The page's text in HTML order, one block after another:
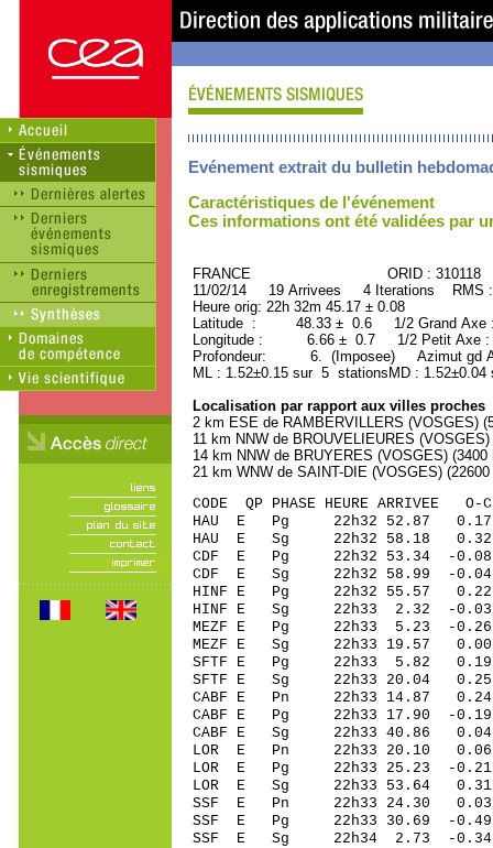
Evénement extrait du bulletin
Caractéristiques de l'événement
Ces informations ont été validées par
FRANCE ORID : 310118
11/02/14 19 Arrivees 4 Iterations RMS
Heure orig: 22h 32m 45.17 ± 0.08
Latitude : 48.33 ± 0.6 1/2 Grand
Longitude : 6.66 ± 0.7 1/2 Petit Axe
Profondeur: 6. (Imposee) Azimut gd
ML : 1.52±0.15 sur 5 stationsMD :
Localisation par rapport aux villes proches
2 km ESE de RAMBERVILLERS (VOSGES)
11 km NNW de BROUVELIEURES
14 km NNW de BRUYERES (VOSGES) (3400
21 km WNW de SAINT-DIE (VOSGES)
CODE QP PHASE HEURE
HAU E Pg 22h32 52.87 0.17
HAU E Sg 22h32 58.18
CDF E Pg 22h32 53.34 -
CDF E Sg 22h32 58.99
HINF E Pg 22h32 55.57
HINF E Sg 22h33 2.32 -
MEZF E Pg 22h33 5.23 -0.26
MEZF E Sg 22h33 19.57
SFTF E Pg 22h33 5.82 0.19
SFTF E Sg 22h33 20.04
CABF E Pn 22h33 14.87 0.24
CABF E Pg 22h33 17.90 -0.19
CABF E Sg 22h33 40.86
LOR E Pn 22h33 20.10 0.06
LOR E Pg 22h33 25.23 -0.21
LOR E Sg 22h33 53.64
SSF E Pn 22h33 24.30 0.03
SSF E Pg 22h33 30.69 -0.49
SSF E Sg 22h34 2.73 -